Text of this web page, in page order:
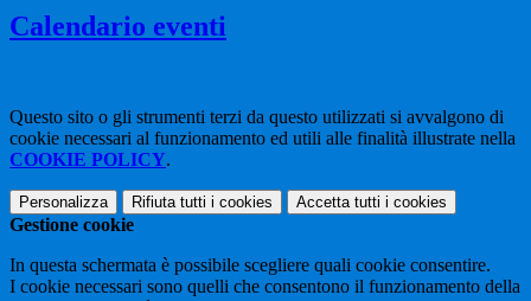
Calendario eventi
Questo sito o gli strumenti terzi da questo utilizzati si avvalgono di
cookie necessari al funzionamento ed utili alle finalità illustrate nella
COOKIE POLICY.
Personalizza Rifiuta tutti i cookies Accetta tutti i cookies
Gestione cookie
In questa schermata è possibile scegliere quali cookie consentire.
I cookie necessari sono quelli che consentono il funzionamento della